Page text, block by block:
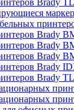
Brady
Brady
Brady
Brady
Brady
Brady